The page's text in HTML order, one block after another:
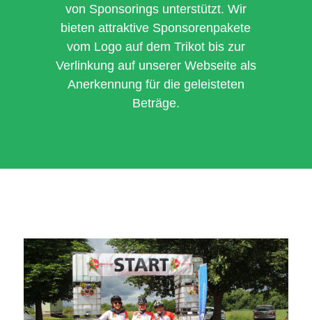
von Sponsorings unterstützt. Wir
bieten attraktive Sponsorenpakete
vom Logo auf dem Trikot bis zur
Verlinkung auf unserer Webseite als
Anerkennung für die geleisteten
Beträge.